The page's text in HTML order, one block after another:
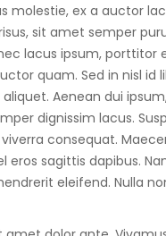
molestie, ex a auctor
sit amet semper
lacus ipsum, porttitor
quam. Sed in nisl id
Aenean dui
dignissim lacus.
consequat.
eros sagittis dapibus.
eleifend. Nulla